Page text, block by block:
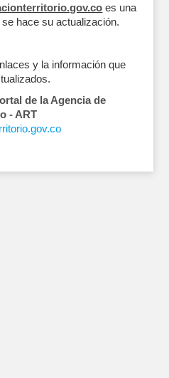
es una
hace su actualización.
y la información que
de la Agencia de
- ART